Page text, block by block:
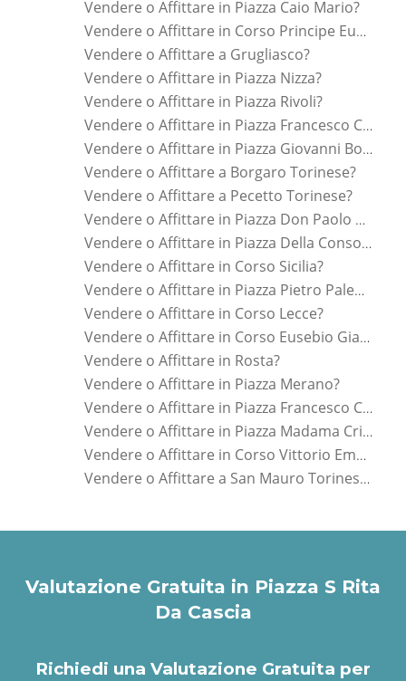
Vendere o Affittare in Piazza Caio Mario?
Vendere o Affittare in Corso Principe Eugenio?
Vendere o Affittare a Grugliasco?
Vendere o Affittare in Piazza Nizza?
Vendere o Affittare in Piazza Rivoli?
Vendere o Affittare in Piazza Francesco Crispi?
Vendere o Affittare in Piazza Giovanni Bottesini?
Vendere o Affittare a Borgaro Torinese?
Vendere o Affittare a Pecetto Torinese?
Vendere o Affittare in Piazza Don Paolo Albera?
Vendere o Affittare in Piazza Della Consolata?
Vendere o Affittare in Corso Sicilia?
Vendere o Affittare in Piazza Pietro Paleocapa?
Vendere o Affittare in Corso Lecce?
Vendere o Affittare in Corso Eusebio Giambone?
Vendere o Affittare in Rosta?
Vendere o Affittare in Piazza Merano?
Vendere o Affittare in Piazza Francesco Carrara?
Vendere o Affittare in Piazza Madama Cristina?
Vendere o Affittare in Corso Vittorio Emanuele Ii?
Vendere o Affittare a San Mauro Torinese?
Valutazione Gratuita in Piazza S Rita
Da Cascia
Richiedi una Valutazione Gratuita per